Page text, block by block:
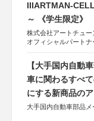
IIIARTMAN-
～ 《学生限定》
株式会社アートチュー
オフィシャルパート
【大手国内自動
車に関わるすべ
にする新商品の
大手国内自動車部品